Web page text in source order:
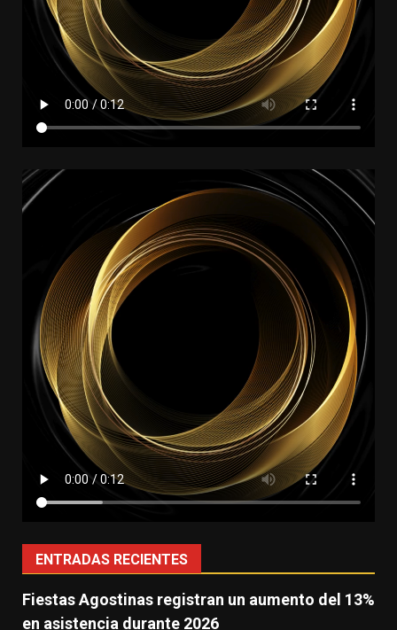
ENTRADAS RECIENTES
Fiestas Agostinas registran un aumento del 13%
en asistencia durante 2026